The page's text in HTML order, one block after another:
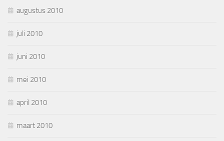
augustus 2010
juli 2010
juni 2010
mei 2010
april 2010
maart 2010